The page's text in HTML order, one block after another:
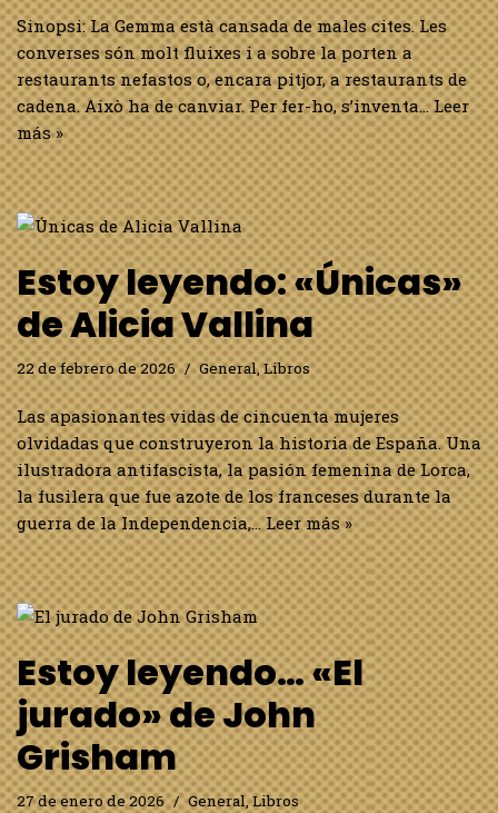
Sinopsi: La Gemma està cansada de males cites. Les
converses són molt fluixes i a sobre la porten a
restaurants nefastos o, encara pitjor, a restaurants de
cadena. Això ha de canviar. Per fer-ho, s’inventa…Leer
más »
Estoy leyendo: «Únicas»
de Alicia Vallina
22 de febrero de 2026 General,Libros
Las apasionantes vidas de cincuenta mujeres
olvidadas que construyeron la historia de España. Una
ilustradora antifascista, la pasión femenina de Lorca,
la fusilera que fue azote de los franceses durante la
guerra de la Independencia,…Leer más »
Estoy leyendo… «El
jurado» de John
Grisham
27 de enero de 2026 General,Libros